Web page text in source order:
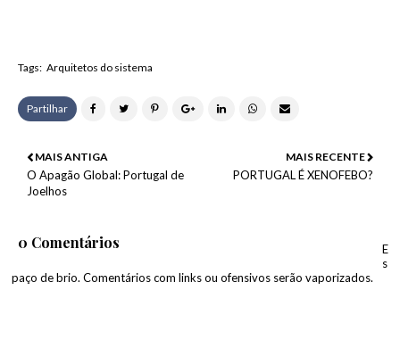
Tags: Arquitetos do sistema
Partilhar
MAIS RECENTE
PORTUGAL É XENOFEBO?
MAIS ANTIGA
O Apagão Global: Portugal de
Joelhos
0 Comentários
E
s
paço de brio. Comentários com links ou ofensivos serão vaporizados.